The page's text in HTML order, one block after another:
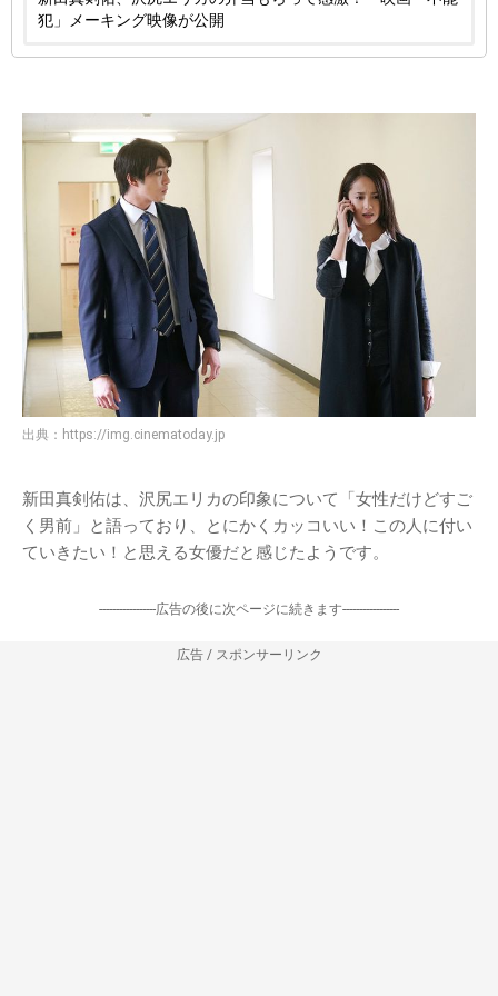
犯」メーキング映像が公開
出典： https://img.cinematoday.jp
新田真剣佑は、沢尻エリカの印象について「女性だけどすご
く男前」と語っており、とにかくカッコいい！この人に付い
ていきたい！と思える女優だと感じたようです。
-----------------広告の後に次ページに続きます-----------------
広告 / スポンサーリンク